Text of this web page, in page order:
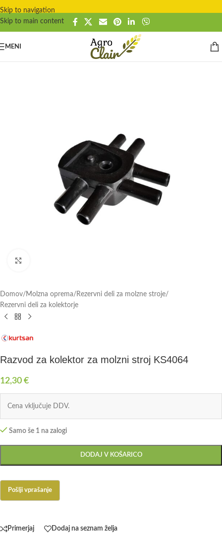
Skip to navigation
Skip to main content
MENI
Domov/ Molzna oprema/ Rezervni deli za molzne stroje/
Rezervni deli za kolektorje
Razvod za kolektor za molzni stroj KS4064
12,30 €
Cena vključuje DDV.
Samo še 1 na zalogi
DODAJ V KOŠARICO
Primerjaj Dodaj na seznam želja